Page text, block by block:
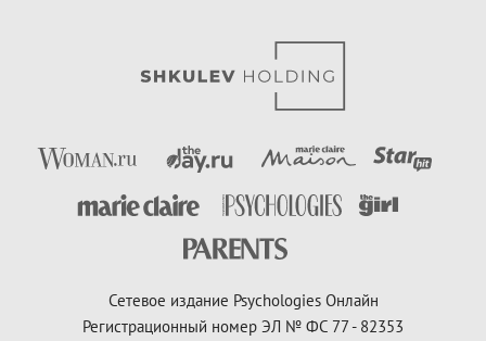
Сетевое издание Psychologies Онлайн
Регистрационный номер ЭЛ № ФС 77 - 82353